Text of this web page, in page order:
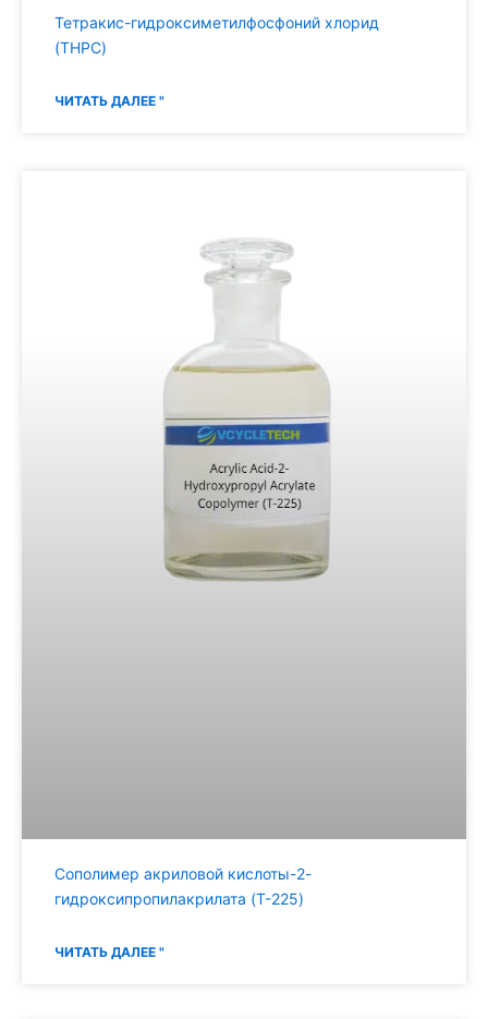
Тетракис-гидроксиметилфосфоний хлорид
(THPC)
ЧИТАТЬ ДАЛЕЕ "
Сополимер акриловой кислоты-2-
гидроксипропилакрилата (T-225)
ЧИТАТЬ ДАЛЕЕ "